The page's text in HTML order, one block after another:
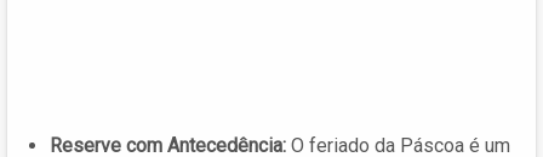
Reserve com Antecedência: O feriado da Páscoa é um